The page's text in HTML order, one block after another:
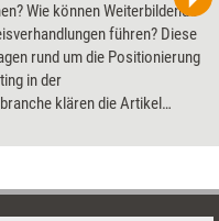
Wie können Weiterbildende
führen? Diese
rund um die Positionierung
in der
klären die Artikel